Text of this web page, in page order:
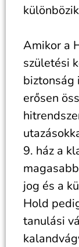
Amikor a
születési
biztonság
erősen
9. ház a
jog és a
Hold
tanulási